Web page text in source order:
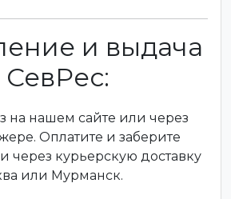
и выдача
СевРес:
на нашем сайте или через
Оплатите и заберите
через курьерскую доставку
или Мурманск.